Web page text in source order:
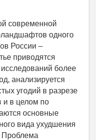
современной
одного
России –
приводятся
более
анализируется
угодий в разрезе
и в целом по
основные
вида ухудшения
Проблема